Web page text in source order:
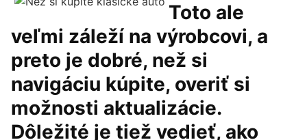
Toto ale
veľmi záleží na výrobcovi, a
preto je dobré, než si
navigáciu kúpite, overiť si
možnosti aktualizácie.
Dôležité je tiež vedieť, ako